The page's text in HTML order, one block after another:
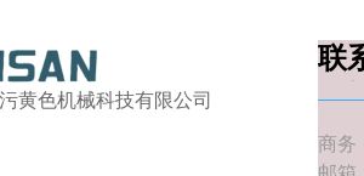
联
一
商务
黄色机械科技有限公司